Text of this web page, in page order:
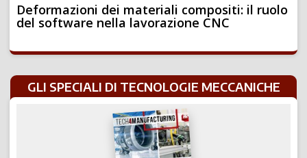
Deformazioni dei materiali compositi: il ruolo
del software nella lavorazione CNC
GLI SPECIALI DI TECNOLOGIE MECCANICHE